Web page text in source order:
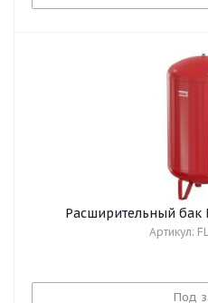
Расширительный бак
Артикул:
Под